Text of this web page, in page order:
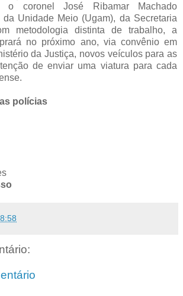
o coronel José Ribamar Machado
da Unidade Meio (Ugam), da Secretaria
metodologia distinta de trabalho, a
no próximo ano, via convênio em
da Justiça, novos veículos para as
de enviar uma viatura para cada
polícias